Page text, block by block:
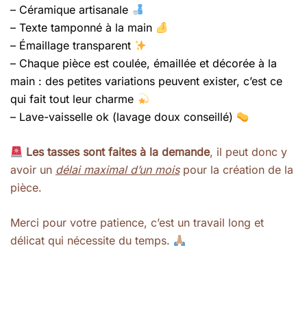
– Céramique artisanale
– Texte tamponné à la main
– Émaillage transparent
– Chaque pièce est coulée, émaillée et décorée à la
main : des petites variations peuvent exister, c’est ce
qui fait tout leur charme
– Lave-vaisselle ok (lavage doux conseillé)
Les tasses sont faites à la demande, il peut donc y
avoir un délai maximal d’un moispour la création de la
pièce.
Merci pour votre patience, c’est un travail long et
délicat qui nécessite du temps.